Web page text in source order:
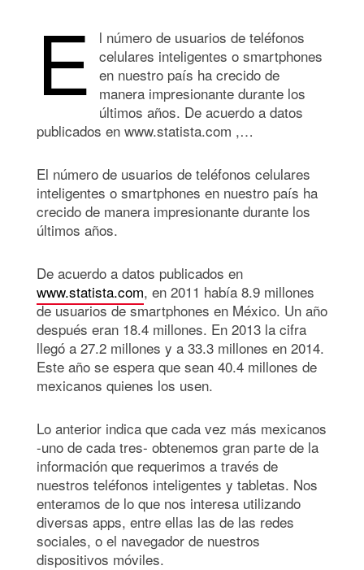
E
l número de usuarios de teléfonos
celulares inteligentes o smartphones
en nuestro país ha crecido de
manera impresionante durante los
últimos años. De acuerdo a datos
publicados en www.statista.com ,…
El número de usuarios de teléfonos celulares
inteligentes o smartphones en nuestro país ha
crecido de manera impresionante durante los
últimos años.
De acuerdo a datos publicados en
www.statista.com, en 2011 había 8.9 millones
de usuarios de smartphones en México. Un año
después eran 18.4 millones. En 2013 la cifra
llegó a 27.2 millones y a 33.3 millones en 2014.
Este año se espera que sean 40.4 millones de
mexicanos quienes los usen.
Lo anterior indica que cada vez más mexicanos
-uno de cada tres- obtenemos gran parte de la
información que requerimos a través de
nuestros teléfonos inteligentes y tabletas. Nos
enteramos de lo que nos interesa utilizando
diversas apps, entre ellas las de las redes
sociales, o el navegador de nuestros
dispositivos móviles.